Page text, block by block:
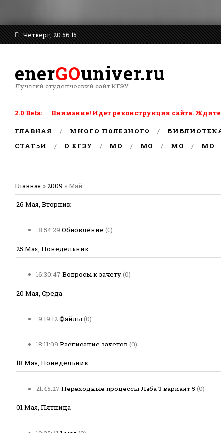
Четверг, 20:56:15
enerGOuniver.ru
Лучший студенческий сайт КГЭУ
2.0 Beta: Внимание! Идет реконструкция сайта. Ждите
ГЛАВНАЯ МНОГО ПОЛЕЗНОГО
СТАТЬИ
О КГЭУ MO MO MO MO
Главная »2009 »Май
26 Мая, Вторник
18:54:29 Обновление (0)
25 Мая, Понедельник
16:30:47 Вопросы к зачёту(0)
20 Мая, Среда
19:19:12Файлы(0)
18:11:09 Расписание зачётов (0)
18 Мая, Понедельник
21:45:27 Переходные процессы Лаба 3 вариант 5 (0)
01 Мая, Пятница